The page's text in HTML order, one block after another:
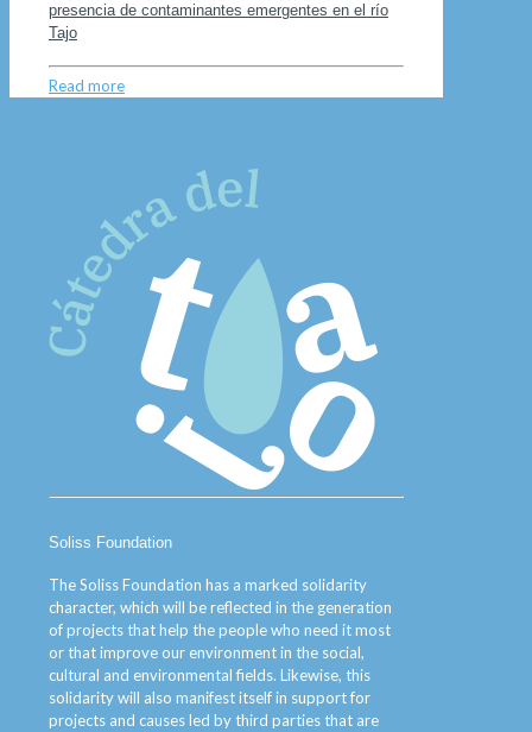
presencia de contaminantes emergentes en el río
Tajo
Read more
Soliss Foundation
The Soliss Foundation has a marked solidarity
character, which will be reflected in the generation
of projects that help the people who need it most
or that improve our environment in the social,
cultural and environmental fields. Likewise, this
solidarity will also manifest itself in support for
projects and causes led by third parties that are